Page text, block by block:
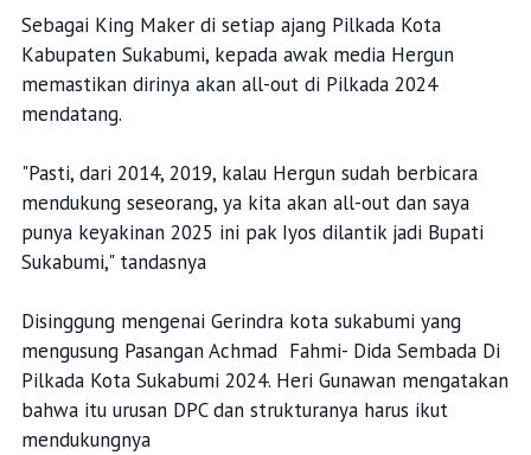
Sebagai King Maker di setiap ajang Pilkada Kota
Kabupaten Sukabumi, kepada awak media Hergun
memastikan dirinya akan all-out di Pilkada 2024
mendatang.
"Pasti, dari 2014, 2019, kalau Hergun sudah berbicara
mendukung seseorang, ya kita akan all-out dan saya
punya keyakinan 2025 ini pak Iyos dilantik jadi Bupati
Sukabumi," tandasnya
Disinggung mengenai Gerindra kota sukabumi yang
mengusung Pasangan Achmad Fahmi- Dida Sembada Di
Pilkada Kota Sukabumi 2024. Heri Gunawan mengatakan
bahwa itu urusan DPC dan strukturanya harus ikut
mendukungnya